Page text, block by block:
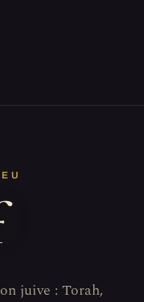
juive : Torah,